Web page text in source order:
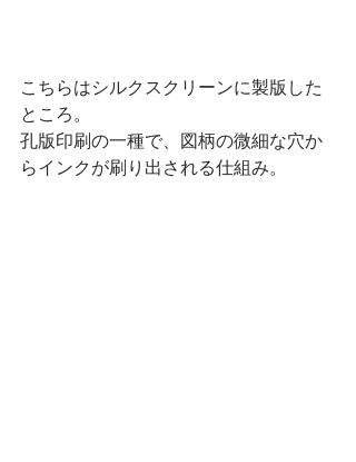
こちらはシルクスクリーンに製版した
ところ。
孔版印刷の一種で、図柄の微細な穴か
らインクが刷り出される仕組み。